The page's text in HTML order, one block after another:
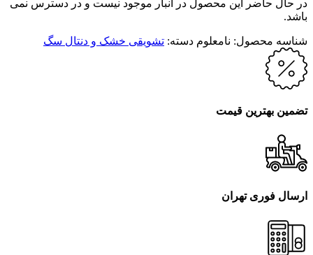
در حال حاضر این محصول در انبار موجود نیست و در دسترس نمی
باشد.
شناسه محصول: نامعلوم دسته: تشویقی خشک و دنتال سگ
تضمین بهترین قیمت
ارسال فوری تهران